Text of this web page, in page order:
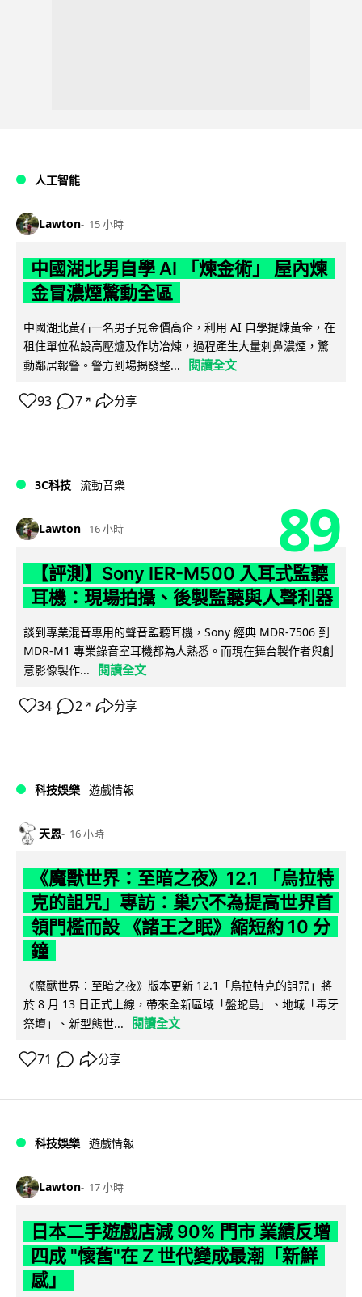
人工智能
Lawton 15 小時
中國湖北男自學 AI 「煉金術」 屋內煉
金冒濃煙驚動全區
中國湖北黃石一名男子見金價高企，利用 AI 自學提煉黃金，在
租住單位私設高壓爐及作坊冶煉，過程產生大量刺鼻濃煙，驚
動鄰居報警。警方到場揭發整...
閱讀全文
93 7 ↗ 分享
3C科技 流動音樂
Lawton 16 小時 89
【評測】Sony IER-M500 入耳式監聽
耳機：現場拍攝、後製監聽與人聲利器
談到專業混音專用的聲音監聽耳機，Sony 經典 MDR-7506 到
MDR-M1 專業錄音室耳機都為人熟悉。而現在舞台製作者與創
意影像製作...
閱讀全文
34 2 ↗ 分享
科技娛樂 遊戲情報
天恩 16 小時
《魔獸世界：至暗之夜》12.1 「烏拉特
克的詛咒」專訪：巢穴不為提高世界首
領門檻而設 《諸王之眠》縮短約 10 分
鐘
《魔獸世界：至暗之夜》版本更新 12.1「烏拉特克的詛咒」將
於 8 月 13 日正式上線，帶來全新區域「盤蛇島」、地城「毒牙
祭壇」、新型態世...
閱讀全文
71 分享
科技娛樂 遊戲情報
Lawton 17 小時
日本二手遊戲店減 90% 門市 業績反增
四成 "懷舊"在 Z 世代變成最潮「新鮮
感」